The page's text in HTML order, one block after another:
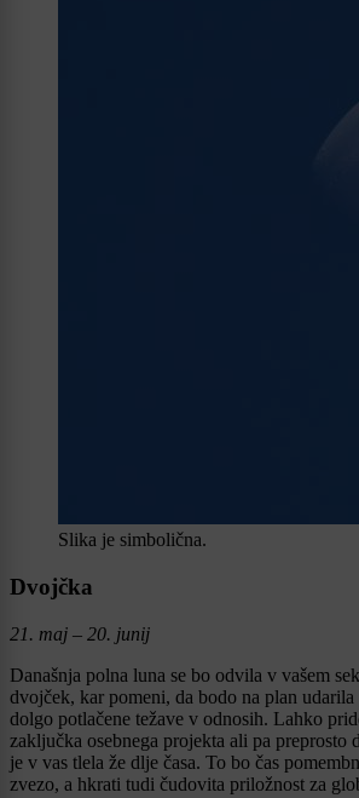
Slika je simbolična.
Dvojčka
21. maj – 20. junij
Današnja polna luna se bo odvila v vašem
dvojček, kar pomeni, da bodo na plan
dolgo potlačene težave v odnosih. Lahko
zaključka osebnega projekta ali pa preprosto
je v vas tlela že dlje časa. To bo čas
zvezo, a hkrati tudi čudovita priložnost za